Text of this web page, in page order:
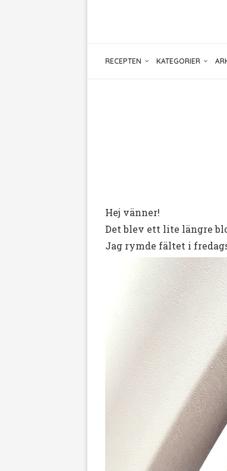
RECEPTEN KATEGORIER
Hej vänner!
Det blev ett lite längre
Jag rymde fältet i